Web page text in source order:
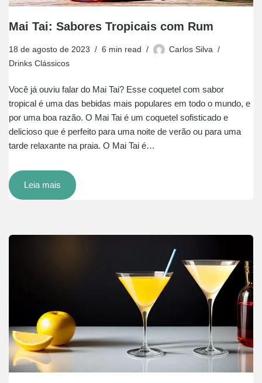
Mai Tai: Sabores Tropicais com Rum
18 de agosto de 2023 6 min read
Carlos Silva
Drinks Clássicos
Você já ouviu falar do Mai Tai? Esse coquetel com sabor
tropical é uma das bebidas mais populares em todo o mundo, e
por uma boa razão. O Mai Tai é um coquetel sofisticado e
delicioso que é perfeito para uma noite de verão ou para uma
tarde relaxante na praia. O Mai Tai é…
Leia mais